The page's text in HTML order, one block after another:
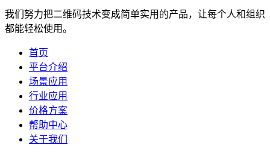
我们努力把二维码技术变成简单实用的产品，让每个人和组织
都能轻松使用。
首页
平台介绍
场景应用
行业应用
价格方案
帮助中心
关于我们